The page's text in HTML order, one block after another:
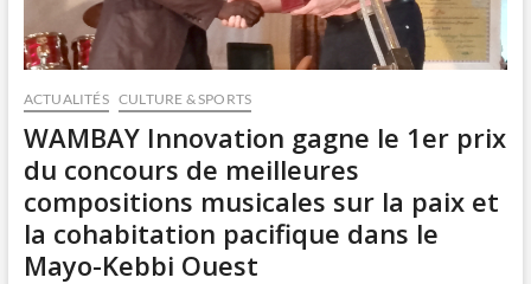
ACTUALITÉS CULTURE & SPORTS
WAMBAY Innovation gagne le 1er prix
du concours de meilleures
compositions musicales sur la paix et
la cohabitation pacifique dans le
Mayo-Kebbi Ouest